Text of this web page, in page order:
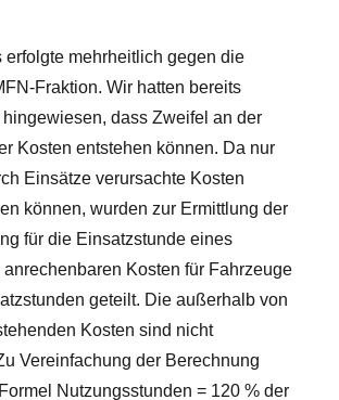
erfolgte mehrheitlich gegen die
Fraktion. Wir hatten bereits
dass Zweifel an der
Kosten entstehen können. Da nur
Einsätze verursachte Kosten
können, wurden zur Ermittlung der
für die Einsatzstunde eines
anrechenbaren Kosten für Fahrzeuge
geteilt. Die außerhalb von
Kosten sind nicht
Vereinfachung der Berechnung
Nutzungsstunden = 120 % der